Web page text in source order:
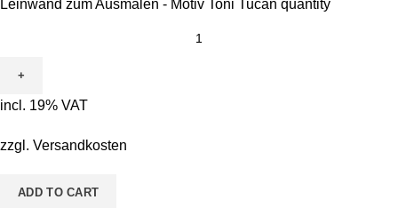
Leinwand zum Ausmalen - Motiv Toni Tucan quantity
incl. 19% VAT
zzgl. Versandkosten
ADD TO CART